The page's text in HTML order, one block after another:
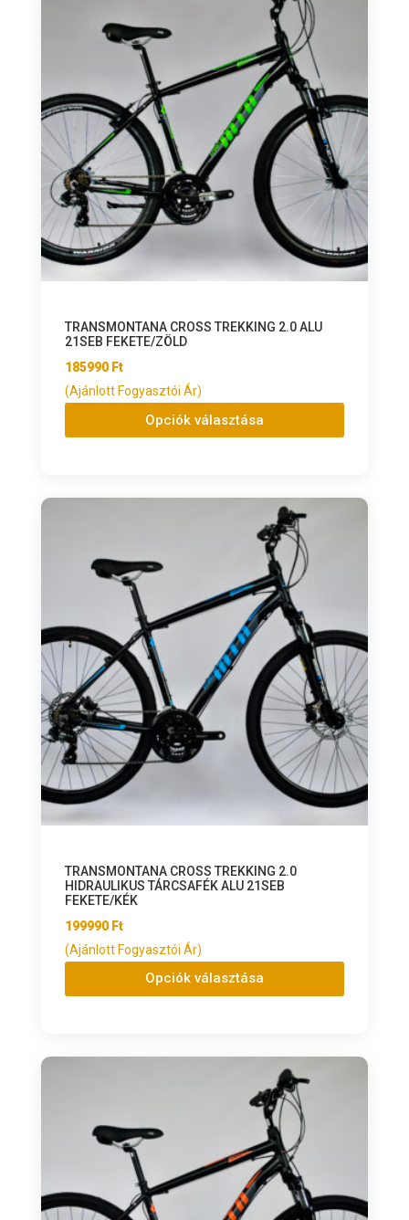
TRANSMONTANA CROSS TREKKING 2.0 ALU
21SEB FEKETE/ZÖLD
185990 Ft
(Ajánlott Fogyasztói Ár)
Opciók választása
TRANSMONTANA CROSS TREKKING 2.0
HIDRAULIKUS TÁRCSAFÉK ALU 21SEB
FEKETE/KÉK
199990 Ft
(Ajánlott Fogyasztói Ár)
Opciók választása